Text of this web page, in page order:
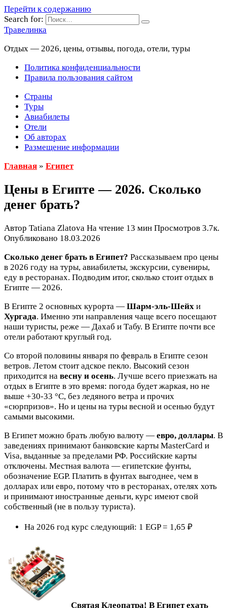
Перейти к содержанию
Search for:
Травелинка
Отдых — 2026, цены, отзывы, погода, отели, туры
Политика конфиденциальности
Правила пользования сайтом
Страны
Туры
Авиабилеты
Отели
Об авторах
Размещение информации
Главная » Египет
Цены в Египте — 2026. Сколько
денег брать?
Автор Tatiana Zlatova На чтение 13 мин Просмотров 3.7к.
Опубликовано 18.03.2026
Сколько денег брать в Египет? Рассказываем про цены
в 2026 году на туры, авиабилеты, экскурсии, сувениры,
еду в ресторанах. Подводим итог, сколько стоит отдых в
Египте — 2026.
В Египте 2 основных курорта — Шарм-эль-Шейх и
Хургада. Именно эти направления чаще всего посещают
наши туристы, реже — Дахаб и Табу. В Египте почти все
отели работают круглый год.
Со второй половины января по февраль в Египте сезон
ветров. Летом стоит адское пекло. Высокий сезон
приходится на весну и осень. Лучше всего приезжать на
отдых в Египте в это время: погода будет жаркая, но не
выше +30-33 °C, без ледяного ветра и прочих
«сюрпризов». Но и цены на туры весной и осенью будут
самыми высокими.
В Египет можно брать любую валюту — евро, доллары. В
заведениях принимают банковские карты MasterCard и
Visa, выданные за пределами РФ. Российские карты
отключены. Местная валюта — египетские фунты,
обозначение EGP. Платить в фунтах выгоднее, чем в
долларах или евро, потому что в ресторанах, отелях хоть
и принимают иностранные деньги, курс имеют свой
собственный (не в пользу туриста).
На 2026 год курс следующий: 1 EGP = 1,65 ₽
Святая Клеопатра! В Египет ехать